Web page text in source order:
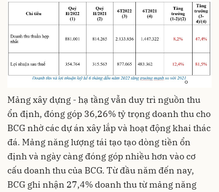
Mảng xây dựng - hạ tầng vẫn duy trì nguồn thu
ổn định, đóng góp 36,26% tỷ trọng doanh thu cho
BCG nhờ các dự án xây lắp và hoạt động khai thác
đá. Mảng năng lượng tái tạotạo dòng tiền ổn
định và ngày càng đóng góp nhiều hơn vào cơ
cấu doanh thu của BCG. Từ đầu năm đến nay,
BCG ghi nhận 27,4% doanh thu từ mảng năng